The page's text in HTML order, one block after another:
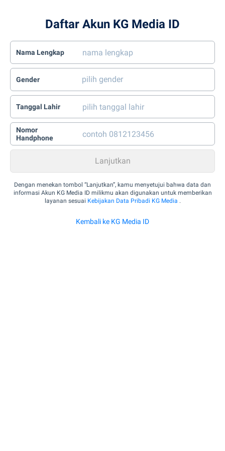
Daftar Akun KG Media ID
Nama Lengkap
Gender
Tanggal Lahir
Nomor
Handphone
Dengan menekan tombol “Lanjutkan”, kamu menyetujui bahwa data dan
informasi Akun KG Media ID milikmu akan digunakan untuk memberikan
layanan sesuai Kebijakan Data Pribadi KG Media .
Kembali ke KG Media ID